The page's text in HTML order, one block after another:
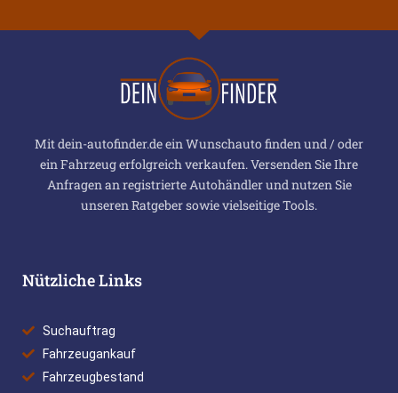
Mit dein-autofinder.de ein Wunschauto finden und / oder
ein Fahrzeug erfolgreich verkaufen. Versenden Sie Ihre
Anfragen an registrierte Autohändler und nutzen Sie
unseren Ratgeber sowie vielseitige Tools.
Nützliche Links
Suchauftrag
Fahrzeugankauf
Fahrzeugbestand